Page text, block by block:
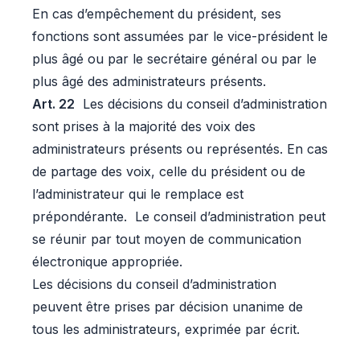
En cas d’empêchement du président, ses
fonctions sont assumées par le vice-président le
plus âgé ou par le secrétaire général ou par le
plus âgé des administrateurs présents.
Art. 22 Les décisions du conseil d’administration
sont prises à la majorité des voix des
administrateurs présents ou représentés. En cas
de partage des voix, celle du président ou de
l’administrateur qui le remplace est
prépondérante. Le conseil d’administration peut
se réunir par tout moyen de communication
électronique appropriée.
Les décisions du conseil d’administration
peuvent être prises par décision unanime de
tous les administrateurs, exprimée par écrit.